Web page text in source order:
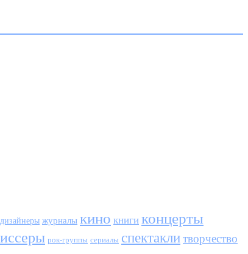
дизайнеры журналы кино книги концерты
рок-группы сериалы спектаклитворчество